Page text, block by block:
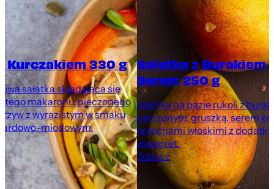
Kurczakiem 330 g
sałatka składająca się
makaronu, pieczonego
z wyrazistym w smaku
miodowym.
Sałatka z Burakiem
Serem 250 g
Sałatka na bazie rukoli z
pieczonym, gruszką, serem
orzechami włoskimi z
winegret.
Zobacz